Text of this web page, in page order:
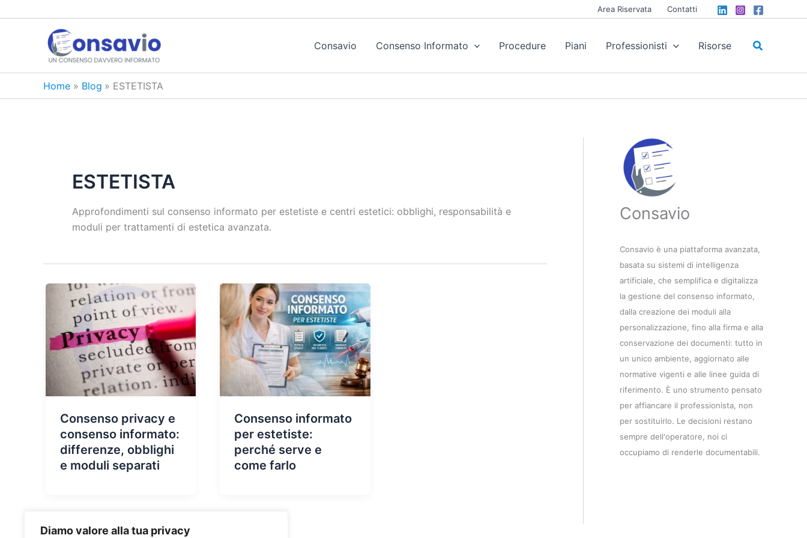
Diamo valore alla tua privacy
Area Riservata Contatti
Consavio Consenso Informato Procedure Piani Professionisti Risorse Cerca
Home Blog ESTETISTA
ESTETISTA
Approfondimenti sul consenso informato per estetiste e centri estetici: obblighi, responsabilità e
moduli per trattamenti di estetica avanzata.
Consenso privacy e
consenso informato:
differenze, obblighi
e moduli separati
Consenso informato
per estetiste:
perché serve e
come farlo
Consavio
Consavio è una piattaforma avanzata,
basata su sistemi di intelligenza
artificiale, che semplifica e digitalizza
la gestione del consenso informato,
dalla creazione dei moduli alla
personalizzazione, fino alla firma e alla
conservazione dei documenti: tutto in
un unico ambiente, aggiornato alle
normative vigenti e alle linee guida di
riferimento. È uno strumento pensato
per affiancare il professionista, non
per sostituirlo. Le decisioni restano
sempre dell'operatore, noi ci
occupiamo di renderle documentabili.